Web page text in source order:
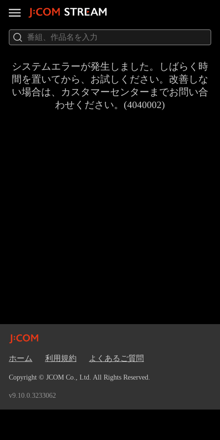
システムエラーが発生しました。しばらく時
間を置いてから、お試しください。改善しな
い場合は、カスタマーセンターまでお問い合
わせください。(4040002)
ホーム 利用規約 よくあるご質問
Copyright © JCOM Co., Ltd. All Rights Reserved.
v9.10.0.3233062